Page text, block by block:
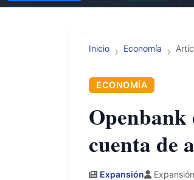
Inicio Economía
ECONOMÍA
Openbank
cuenta de
Expansión Expansión